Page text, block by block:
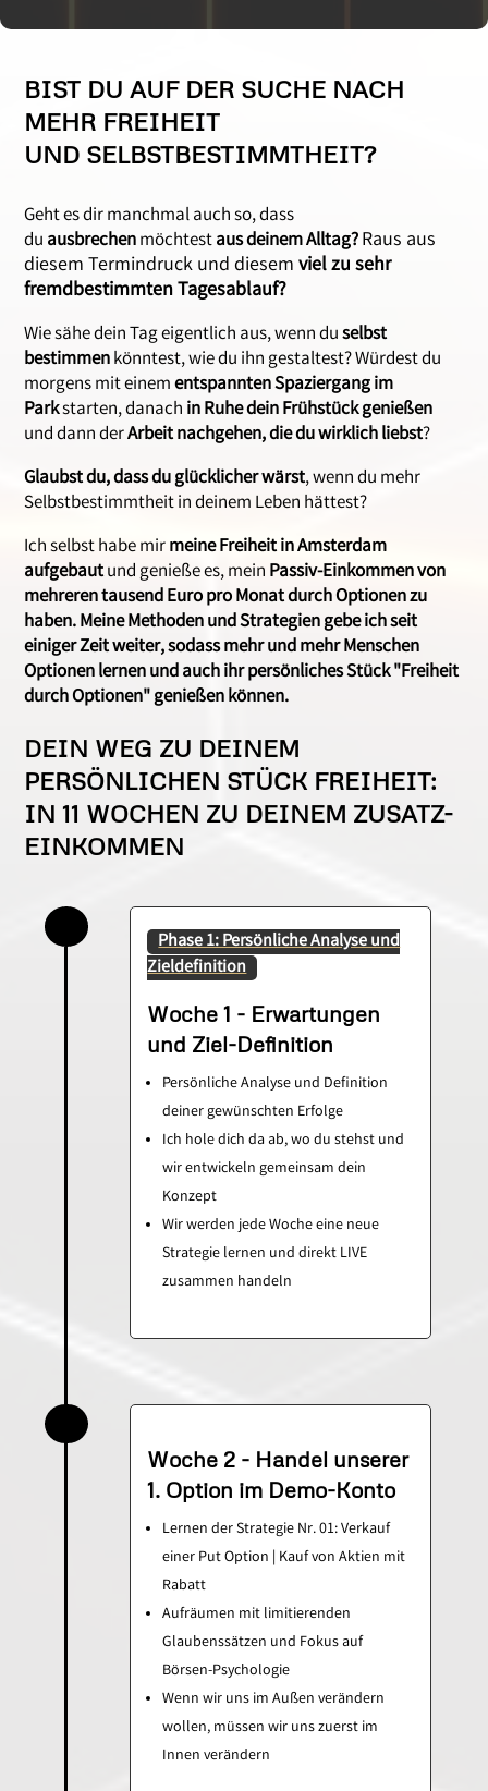
BIST DU AUF DER SUCHE NACH
MEHR FREIHEIT
UND SELBSTBESTIMMTHEIT?
Geht es dir manchmal auch so, dass
du ausbrechenmöchtestaus deinem Alltag?Raus aus
diesem Termindruck und diesemviel zu sehr
fremdbestimmten Tagesablauf?
Wie sähe dein Tag eigentlich aus, wenn duselbst
bestimmenkönntest, wie du ihn gestaltest? Würdest du
morgens mit einementspannten Spaziergang im
Parkstarten, danach in Ruhe dein Frühstück genießen
und dann derArbeit nachgehen, die du wirklich liebst?
Glaubst du, dass du glücklicher wärst, wenn du mehr
Selbstbestimmtheit in deinem Leben hättest?
Ich selbst habe mirmeine Freiheit in Amsterdam
aufgebautund genieße es, mein Passiv-Einkommen von
mehreren tausend Euro pro Monat durch Optionen zu
haben. Meine Methoden und Strategien gebe ich seit
einiger Zeit weiter, sodass mehr undmehr Menschen
Optionen lernen und auch ihr persönliches Stück "Freiheit
durch Optionen" genießen können.
DEIN WEG ZU DEINEM
PERSÖNLICHEN STÜCK FREIHEIT:
IN 11 WOCHEN ZU DEINEM ZUSATZ-
EINKOMMEN
Phase 1: Persönliche Analyse und
Zieldefinition
Woche 1 - Erwartungen
und Ziel-Definition
Persönliche Analyse und Definition
deiner gewünschten Erfolge
Ich hole dich da ab, wo du stehst und
wir entwickeln gemeinsam dein
Konzept
Wir werden jede Woche eine neue
Strategie lernen und direkt LIVE
zusammen handeln
Woche 2 - Handel unserer
1. Option im Demo-Konto
Lernen der Strategie Nr. 01: Verkauf
einer Put Option | Kauf von Aktien mit
Rabatt
Aufräumen mit limitierenden
Glaubenssätzen und Fokus auf
Börsen-Psychologie
Wenn wir uns im Außen verändern
wollen, müssen wir uns zuerst im
Innen verändern